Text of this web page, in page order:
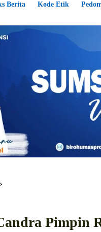
Berita Kode Etik
Pimpin